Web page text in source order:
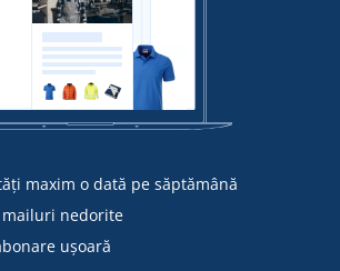
maxim o dată pe săptămână
mailuri nedorite
ușoară